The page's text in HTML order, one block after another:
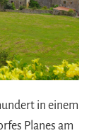
in einem
Planes am